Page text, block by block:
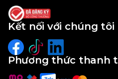
Kết nối với chúng tôi
Phương thức thanh